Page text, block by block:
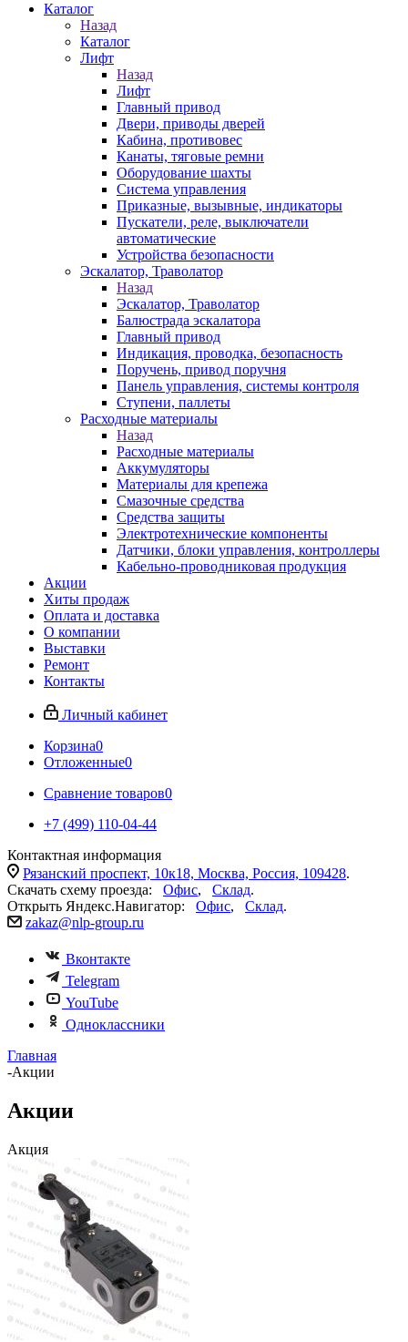
Каталог
Назад
Каталог
Лифт
Назад
Лифт
Главный привод
Двери, приводы дверей
Кабина, противовес
Канаты, тяговые ремни
Оборудование шахты
Система управления
Приказные, вызывные, индикаторы
Пускатели, реле, выключатели
автоматические
Устройства безопасности
Эскалатор, Траволатор
Назад
Эскалатор, Траволатор
Балюстрада эскалатора
Главный привод
Индикация, проводка, безопасность
Поручень, привод поручня
Панель управления, системы контроля
Ступени, паллеты
Расходные материалы
Назад
Расходные материалы
Аккумуляторы
Материалы для крепежа
Смазочные средства
Средства защиты
Электротехнические компоненты
Датчики, блоки управления, контроллеры
Кабельно-проводниковая продукция
Акции
Хиты продаж
Оплата и доставка
О компании
Выставки
Ремонт
Контакты
Личный кабинет
Корзина0
Отложенные0
Сравнение товаров0
+7 (499) 110-04-44
Контактная информация
Рязанский проспект, 10к18, Москва, Россия, 109428.
Скачать схему проезда: Офис, Склад.
Открыть Яндекс.Навигатор: Офис, Склад.
zakaz@nlp-group.ru
Вконтакте
Telegram
YouTube
Одноклассники
Главная
-Акции
Акции
Акция